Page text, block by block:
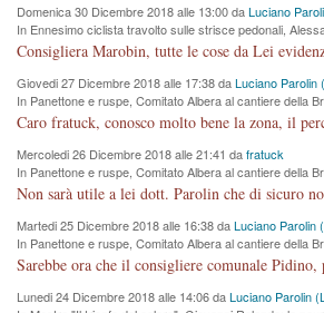
Domenica 30 Dicembre 2018 alle 13:00 daLuciano
In Ennesimo ciclista travolto sulle strisce pedonali,
Comune si svegli"
Giovedi 27 Dicembre 2018 alle 17:38 daLuciano Parolin
In Panettone e ruspe, Comitato Albera al cantiere della
cronoprogramma"
Mercoledi 26 Dicembre 2018 alle 21:41 dafratuck
In Panettone e ruspe, Comitato Albera al cantiere della
cronoprogramma"
Martedi 25 Dicembre 2018 alle 16:38 daLuciano Parolin
In Panettone e ruspe, Comitato Albera al cantiere della
cronoprogramma"
Lunedi 24 Dicembre 2018 alle 14:06 daLuciano Parolin